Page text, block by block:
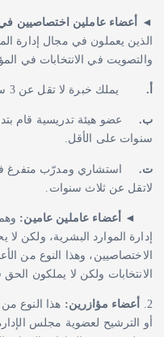
◄ أعضاء عاملين اختصاصيين في
الذين يعملون في مجال إدارة
والتصويت في الانتخابات في
أ‌. يملك خبرة لا تقل عن 3 سنوات في مجال إدارة الموارد البشرية.
ب‌.
سنوات على الأقل.
ت‌.
استشاري ومدرّب متفرغ
لاتقل عن ثلاث سنوات.
◄ أعضاء عاملين عامين:
إدارة الموارد البشرية، ولكن
الاختصاصيين، وهذا النوع من
الانتخابات ولكن لا يملكون
2. أعضاء مؤازرين: هذا النوع
أو الترشيح لعضوية مجلس